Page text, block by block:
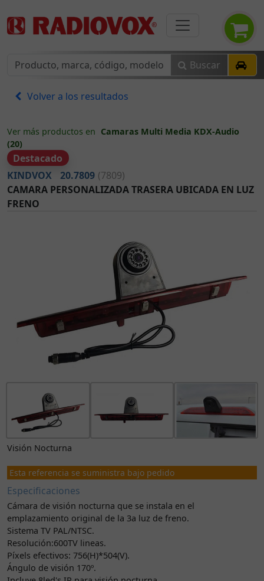
Buscar
Volver a los resultados
Ver más productos en Camaras Multi Media KDX-Audio
(20)
Destacado
KINDVOX
20.7809 (7809)
CAMARA PERSONALIZADA TRASERA UBICADA EN LUZ
FRENO
Visión Nocturna
Esta referencia se suministra bajo pedido
Especificaciones
Cámara de visión nocturna que se instala en el
emplazamiento original de la 3a luz de freno.
Sistema TV PAL/NTSC.
Resolución:600TV lineas.
Píxels efectivos: 756(H)*504(V).
Ángulo de visión 170º.